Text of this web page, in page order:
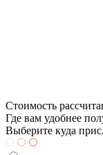
Стоимость
Где вам удобнее
Выберите куда